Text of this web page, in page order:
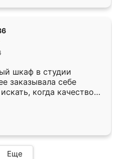
шкаф в студии
заказывала себе
когда качеством
кухня уже почти
нет.
Еще